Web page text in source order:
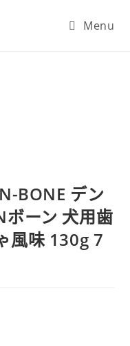
Menu
BONE デン
ボーン 犬用歯
風味 130g 7